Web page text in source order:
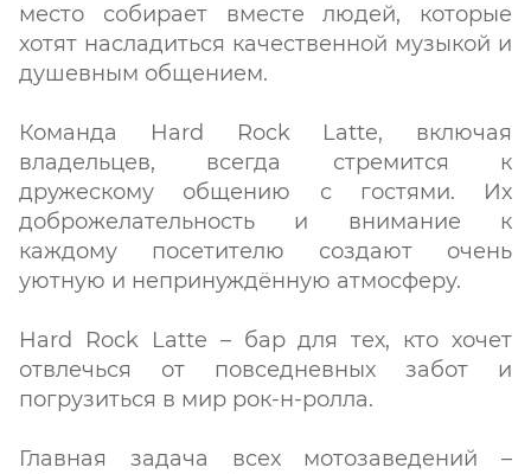
место собирает вместе людей, которые
хотят насладиться качественной музыкой и
душевным общением.
Команда Hard Rock Latte, включая
владельцев, всегда стремится к
дружескому общению с гостями. Их
доброжелательность и внимание к
каждому посетителю создают очень
уютную и непринуждённую атмосферу.
Hard Rock Latte – бар для тех, кто хочет
отвлечься от повседневных забот и
погрузиться в мир рок-н-ролла.
Главная задача всех мотозаведений –